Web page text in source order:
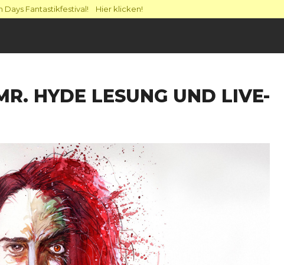
Days Fantastikfestival! Hier klicken!
HYDE LESUNG UND LIVE-